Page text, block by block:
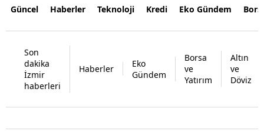
Güncel Haberler Teknoloji Kredi Eko Gündem
Son
dakika
İzmir
haberleri
Haberler
Eko
Gündem
Borsa
ve
Yatırım
Altın
ve
Döviz